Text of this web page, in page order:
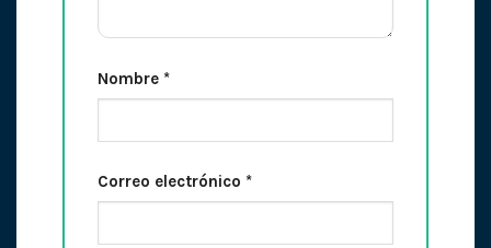
Nombre *
Correo electrónico *